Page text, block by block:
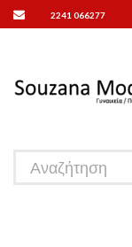
2241 066277